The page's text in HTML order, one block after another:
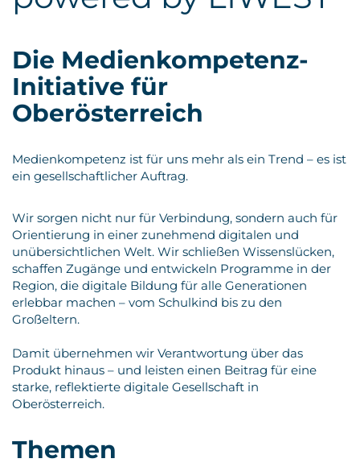
Die Medienkompetenz-
Initiative für
Oberösterreich
Medienkompetenz ist für uns mehr als ein Trend – es ist
ein gesellschaftlicher Auftrag.
Wir sorgen nicht nur für Verbindung, sondern auch für
Orientierung in einer zunehmend digitalen und
unübersichtlichen Welt. Wir schließen Wissenslücken,
schaffen Zugänge und entwickeln Programme in der
Region, die digitale Bildung für alle Generationen
erlebbar machen – vom Schulkind bis zu den
Großeltern.
Damit übernehmen wir Verantwortung über das
Produkt hinaus – und leisten einen Beitrag für eine
starke, reflektierte digitale Gesellschaft in
Oberösterreich.
Themen